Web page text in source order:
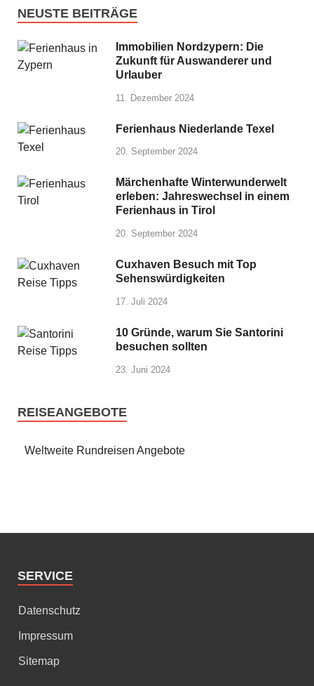
NEUSTE BEITRÄGE
Immobilien Nordzypern: Die
Zukunft für Auswanderer und
Urlauber
11. Dezember 2024
Ferienhaus Niederlande Texel
20. September 2024
Märchenhafte Winterwunderwelt
erleben: Jahreswechsel in einem
Ferienhaus in Tirol
20. September 2024
Cuxhaven Besuch mit Top
Sehenswürdigkeiten
17. Juli 2024
10 Gründe, warum Sie Santorini
besuchen sollten
23. Juni 2024
REISEANGEBOTE
Weltweite Rundreisen Angebote
SERVICE
Datenschutz
Impressum
Sitemap